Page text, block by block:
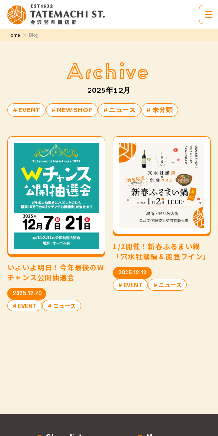
Home Blog
Archive
2025年12月
# EVENT # NEW SHOP # ニュース # 未分類
いよいよ明日！今年最後のW
チャンス公開抽選会
2025.12.20
# EVENT # ニュース
1/2開催！新春ふるまい鍋
「穴水牡蠣鍋＆能登ワイン」
2025.12.13
# EVENT # ニュース